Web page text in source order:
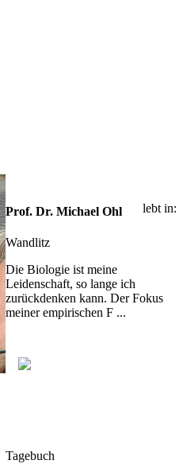
Prof. Dr. Michael Ohl
lebt in:
Wandlitz
Die Biologie ist meine
Leidenschaft, so lange ich
zurückdenken kann. Der Fokus
meiner empirischen F ...
Tagebuch